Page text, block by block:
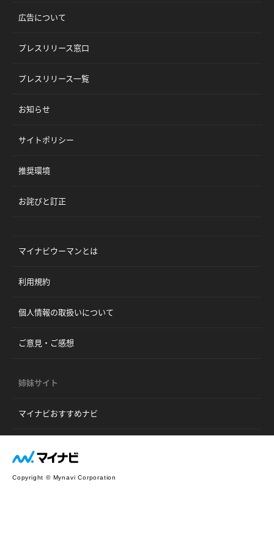
広告について
プレスリリース窓口
プレスリリース一覧
お知らせ
サイトポリシー
推奨環境
お詫びと訂正
マイナビウーマンとは
利用規約
個人情報の取扱いについて
ご意見・ご感想
姉妹サイト
マイナビおすすめナビ
Copyright © Mynavi Corporation